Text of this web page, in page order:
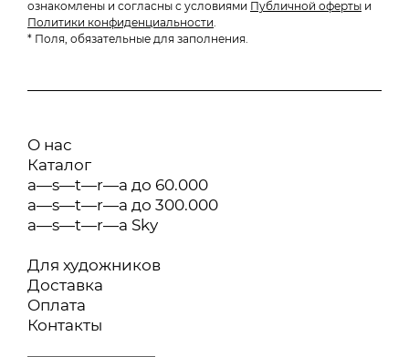
ознакомлены и согласны с условиями Публичной оферты и
Политики конфиденциальности.
* Поля, обязательные для заполнения.
О нас
Каталог
a—s—t—r—a до 60.000
a—s—t—r—a до 300.000
a—s—t—r—a Sky
Для художников
Доставка
Оплата
Контакты